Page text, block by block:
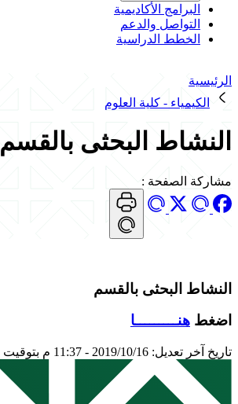
البرامج الأكاديمية
التواصل والدعم
الخطط الدراسية
الرئيسية
الكيمياء - كلية العلوم
النشاط البحثى بالقسم
مشاركة الصفحة :
النشاط البحثى بالقسم
اضغط هنـــــــــا
تاريخ آخر تعديل: 2019/10/16 - 11:37 م بتوقيت السعودية